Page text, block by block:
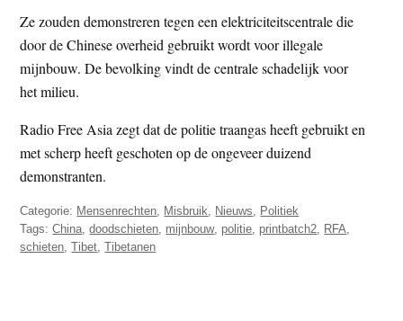
t
e
Ze zouden demonstreren tegen een elektriciteitscentrale die
door de Chinese overheid gebruikt wordt voor illegale
mijnbouw. De bevolking vindt de centrale schadelijk voor
het milieu.
Radio Free Asia zegt dat de politie traangas heeft gebruikt en
met scherp heeft geschoten op de ongeveer duizend
demonstranten.
Categorie: Mensenrechten Misbruik Nieuws
Politiek
Tags:China ,doodschieten mijnbouw, politie printbatch2 RFA
schieten ,Tibet ,Tibetanen